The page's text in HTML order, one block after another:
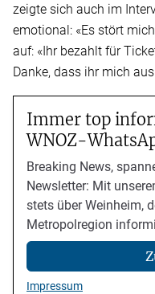
zeigte sich auch im
emotional: «Es stört
auf: «Ihr bezahlt für
Danke, dass ihr mich
Immer top
WNOZ-
Breaking News,
Newsletter: Mit
stets über Weinheim,
Metropolregion
Impressum